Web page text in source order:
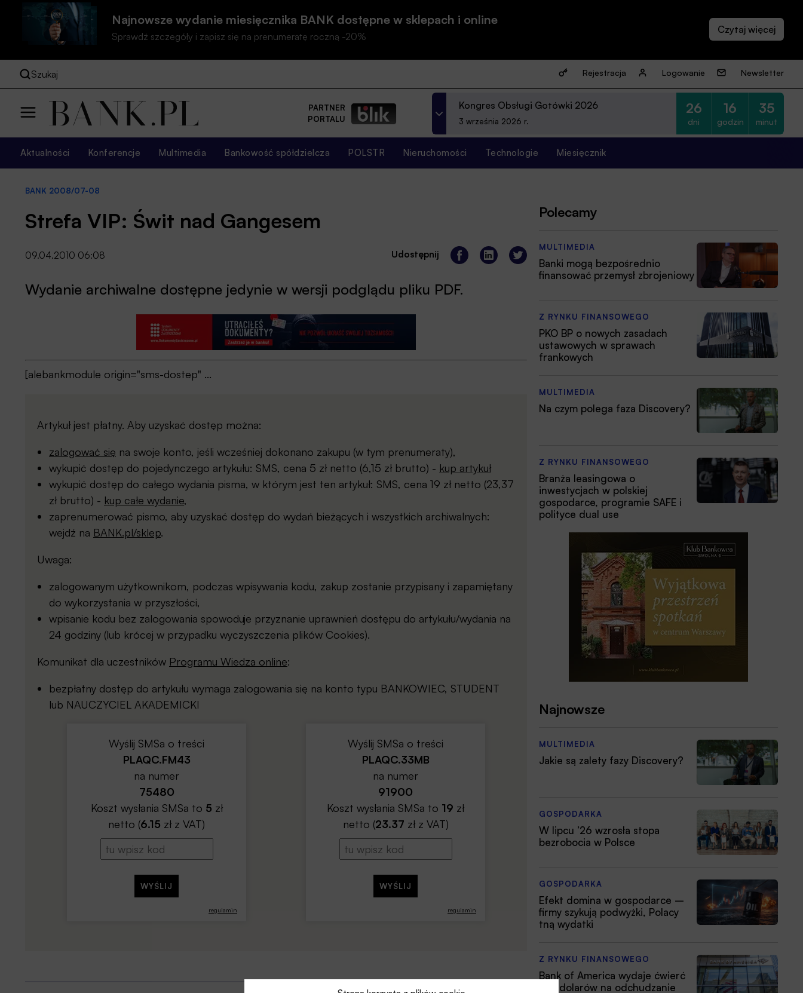
Najnowsze wydanie miesięcznika BANK dostępne w sklepach i online
Sprawdź szczegóły i zapisz się na prenumeratę roczną -20%
Szukaj Rejestracja Logowanie Newsletter
PARTNER
PORTALU
Kongres Obsługi Gotówki 2026
3 września 2026 r.
26
dni
16
godzin
35
minut
Aktualności Konferencje Multimedia Bankowość spółdzielcza POLSTR Nieruchomości Technologie Miesięcznik
BANK 2008/07-08
Strefa VIP: Świt nad Gangesem
09.04.2010 06:08 Udostępnij
Wydanie archiwalne dostępne jedynie w wersji podglądu pliku PDF.
[alebankmodule origin="sms-dostep" ...
Artykuł jest płatny. Aby uzyskać dostęp można:
zalogować się na swoje konto, jeśli wcześniej dokonano zakupu (w tym prenumeraty),
wykupić dostęp do pojedynczego artykułu: SMS, cena 5 zł netto (6,15 zł brutto) - kup artykuł
wykupić dostęp do całego wydania pisma, w którym jest ten artykuł: SMS, cena 19 zł netto (23,37
zł brutto) - kup całe wydanie,
zaprenumerować pismo, aby uzyskać dostęp do wydań bieżących i wszystkich archiwalnych:
wejdź na BANK.pl/sklep.
Uwaga:
zalogowanym użytkownikom, podczas wpisywania kodu, zakup zostanie przypisany i zapamiętany
do wykorzystania w przyszłości,
wpisanie kodu bez zalogowania spowoduje przyznanie uprawnień dostępu do artykułu/wydania na
24 godziny (lub krócej w przypadku wyczyszczenia plików Cookies).
Komunikat dla uczestników Programu Wiedza online:
bezpłatny dostęp do artykułu wymaga zalogowania się na konto typu BANKOWIEC, STUDENT
lub NAUCZYCIEL AKADEMICKI
regulamin
Wyślij SMSa o treści
PLAQC.FM43
na numer
75480
Koszt wysłania SMSa to 5 zł
netto (6.15 zł z VAT)
regulamin
Wyślij SMSa o treści
PLAQC.33MB
na numer
91900
Koszt wysłania SMSa to 19 zł
netto (23.37 zł z VAT)
Polecamy
MULTIMEDIA
Banki mogą bezpośrednio
finansować przemysł zbrojeniowy
Z RYNKU FINANSOWEGO
PKO BP o nowych zasadach
ustawowych w sprawach
frankowych
MULTIMEDIA
Na czym polega faza Discovery?
Z RYNKU FINANSOWEGO
Branża leasingowa o
inwestycjach w polskiej
gospodarce, programie SAFE i
polityce dual use
Najnowsze
MULTIMEDIA
Jakie są zalety fazy Discovery?
GOSPODARKA
W lipcu ’26 wzrosła stopa
bezrobocia w Polsce
GOSPODARKA
Efekt domina w gospodarce –
firmy szykują podwyżki, Polacy
tną wydatki
Z RYNKU FINANSOWEGO
Bank of America wydaje ćwierć
mld dolarów na odchudzanie